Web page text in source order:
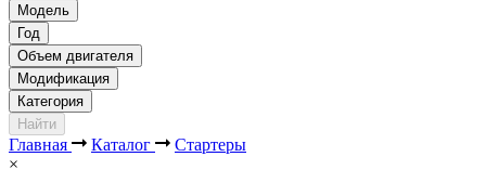
Модель
Год
Объем двигателя
Модификация
Категория
Найти
Главная Каталог
Стартеры
×